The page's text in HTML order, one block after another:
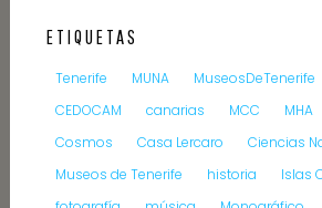
ETIQUETAS
Tenerife MUNA MuseosDeTenerife
CEDOCAM
canarias MCC MHA
Cosmos
Casa Lercaro
Ciencias
Museos de Tenerife
historia
Islas